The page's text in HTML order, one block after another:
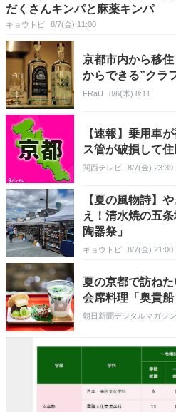
だくさんキンパと麻薬キンパ
キョウトピ 8/7(金) 11:00
京都市内から移
からできる”クラ
FRaU 8/6(木) 8:11
【速報】乗用車
ス管が破損して
関西テレビ 8/7(金) 23:39
【夏の風物詩】
え！清水焼の五
陶器祭」
キョウトピ 8/7(金) 21:00
夏の京都で訪ね
会席料理「奥貴船
朝日新聞デジタルマガジン